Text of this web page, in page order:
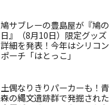
鳩サブレーの豊島屋が『鳩の
日』（8月10日）限定グッズ
詳細を発表！今年はシリコン
ポーチ「はとっこ」
土偶なりきりパーカーも！青
森の縄文遺跡群で発掘された